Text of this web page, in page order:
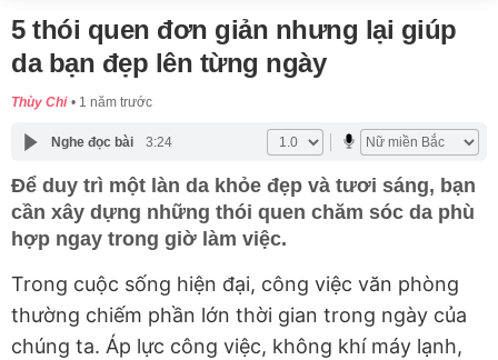
5 thói quen đơn giản nhưng lại giúp
da bạn đẹp lên từng ngày
Thùy Chi 1 năm trước
Nghe đọc bài 3:24
Để duy trì một làn da khỏe đẹp và tươi sáng, bạn
cần xây dựng những thói quen chăm sóc da phù
hợp ngay trong giờ làm việc.
Trong cuộc sống hiện đại, công việc văn phòng
thường chiếm phần lớn thời gian trong ngày của
chúng ta. Áp lực công việc, không khí máy lạnh,